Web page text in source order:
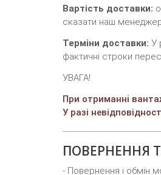
Вартість доставки:
сказати наш менеджер
Терміни доставки: У
фактичні строки
УВАГА!
При отриманні
У разі
ПОВЕРНЕННЯ
- Повернення і обмін